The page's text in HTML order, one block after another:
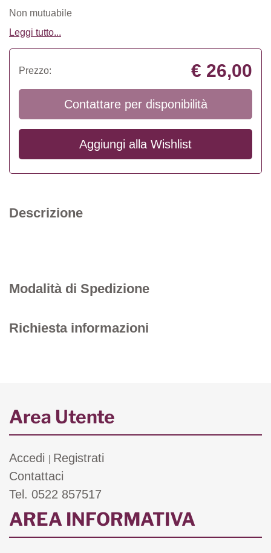
Non mutuabile
Leggi tutto...
Prezzo: € 26,00
Contattare per disponibilità
Aggiungi alla Wishlist
Descrizione
Modalità di Spedizione
Richiesta informazioni
Area Utente
Accedi
Registrati
Contattaci
Tel. 0522 857517
AREA INFORMATIVA